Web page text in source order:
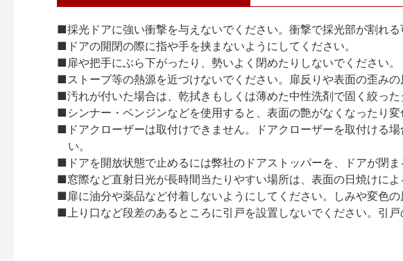
■採光ドアに強い衝撃を与えないでください。衝撃で採光部が割れる
■ドアの開閉の際に指や手を挟まないようにしてください。
■扉や把手にぶら下がったり、勢いよく閉めたりしないでください。
■ストーブ等の熱源を近づけないでください。扉反りや表面の歪みの
■汚れが付いた場合は、乾拭きもしくは薄めた中性洗剤で固く絞った
■シンナー・ベンジンなどを使用すると、表面の艶がなくなったり
■ドアクローザーは取付けできません。ドアクローザーを取付ける
い。
■ドアを開放状態で止めるには弊社のドアストッパーを、ドアが閉
■窓際など直射日光が長時間当たりやすい場所は、表面の日焼けに
■扉に油分や薬品など付着しないようにしてください。しみや変色の
■上り口など段差のあるところに引戸を設置しないでください。引